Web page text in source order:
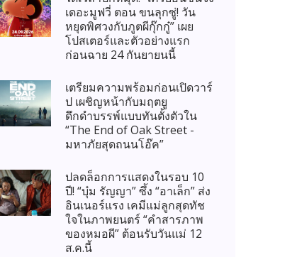
เดอะมูฟวี่ ตอน ขนลุกซู่! วัน
หยุดพิศวงกับภูตผีกุ๊กกู๋” เผย
โปสเตอร์และตัวอย่างแรก
ก่อนฉาย 24 กันยายนนี้
เตรียมความพร้อมก่อนเปิดวาร์
ป เผชิญหน้ากับมฤตยู
ดึกดำบรรพ์แบบทันตั้งตัวใน
“The End of Oak Street -
มหาภัยสุดถนนโอ๊ค”
ปลดล็อกการแสดงในรอบ 10
ปี! “บุ๋ม รัญญา” ซึ้ง “อาเล็ก” ส่ง
อินเนอร์แรง เคมีแม่ลูกสุดทัช
ใจในภาพยนตร์ “คำสารภาพ
ของหมอผี” ต้อนรับวันแม่ 12
ส.ค.นี้